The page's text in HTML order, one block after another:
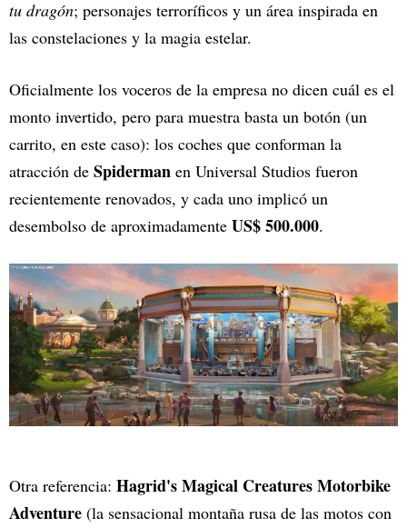
tu dragón; personajes terroríficos y un área inspirada en
las constelaciones y la magia estelar.
Oficialmente los voceros de la empresa no dicen cuál es el
monto invertido, pero para muestra basta un botón (un
carrito, en este caso): los coches que conforman la
atracción de Spiderman en Universal Studios fueron
recientemente renovados, y cada uno implicó un
desembolso de aproximadamente US$ 500.000.
Otra referencia: Hagrid's Magical Creatures Motorbike
Adventure (la sensacional montaña rusa de las motos con